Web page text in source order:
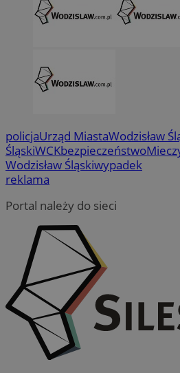
policjaUrząd MiastaWodzisław
ŚląskiWCKbezpieczeństwo
Wodzisław Śląskiwypadek
reklama
Portal należy do sieci